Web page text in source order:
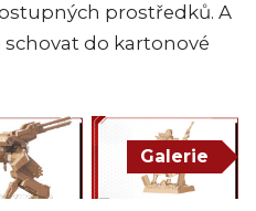
prostředků. A
do kartonové
Galerie